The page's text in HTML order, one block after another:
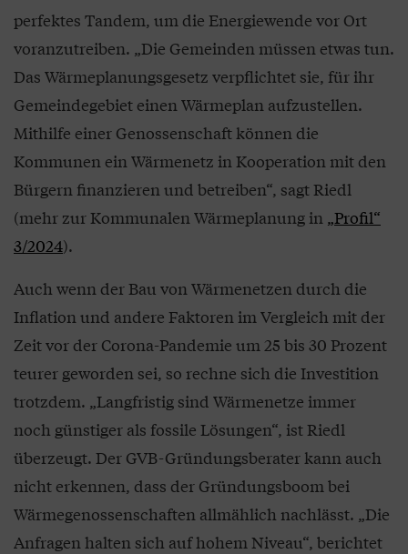
perfektes Tandem, um die Energiewende vor Ort
voranzutreiben. „Die Gemeinden müssen etwas tun.
Das Wärmeplanungsgesetz verpflichtet sie, für ihr
Gemeindegebiet einen Wärmeplan aufzustellen.
Mithilfe einer Genossenschaft können die
Kommunen ein Wärmenetz in Kooperation mit den
Bürgern finanzieren und betreiben“, sagt Riedl
(mehr zur Kommunalen Wärmeplanung in „Profil“
3/2024).
Auch wenn der Bau von Wärmenetzen durch die
Inflation und andere Faktoren im Vergleich mit der
Zeit vor der Corona-Pandemie um 25 bis 30 Prozent
teurer geworden sei, so rechne sich die Investition
trotzdem. „Langfristig sind Wärmenetze immer
noch günstiger als fossile Lösungen“, ist Riedl
überzeugt. Der GVB-Gründungsberater kann auch
nicht erkennen, dass der Gründungsboom bei
Wärmegenossenschaften allmählich nachlässt. „Die
Anfragen halten sich auf hohem Niveau“, berichtet